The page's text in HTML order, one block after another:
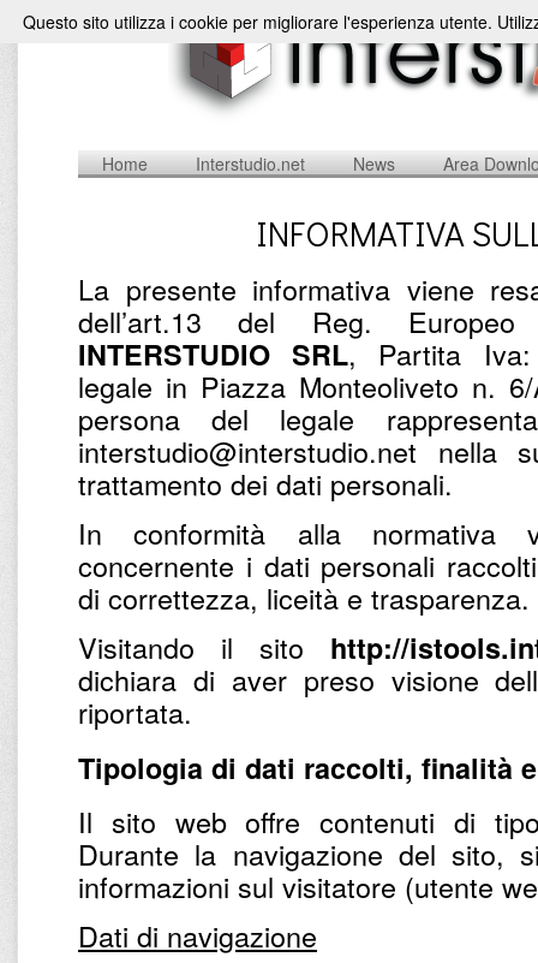
Home Interstudio.net News Area
INFORMATIVA
La presente informativa viene
dell’art.13 del Reg.
INTERSTUDIO SRL, Partita Iva:
legale in Piazza Monteoliveto n.
persona del legale
interstudio@interstudio.net
trattamento dei dati personali.
In conformità alla normativa
concernente i dati personali
di correttezza, liceità e trasparenza.
Visitando il sito http://
dichiara di aver preso visione
riportata.
Tipologia di dati raccolti, finalità
Il sito web offre contenuti di
Durante la navigazione del sito,
informazioni sul visitatore (utente
Dati di navigazione
Questo sito utilizza i cookie per migliorare l'esperienza utente.